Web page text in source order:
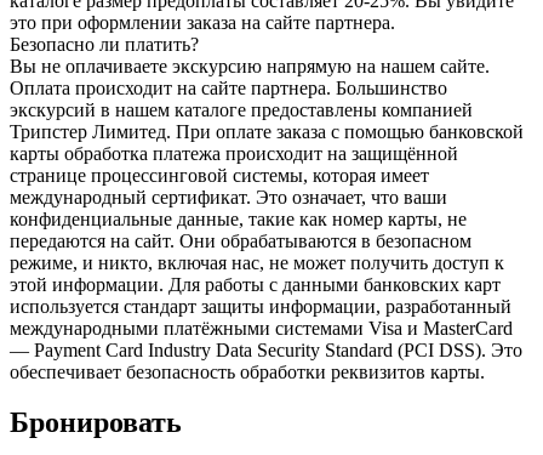
это при оформлении заказа на сайте партнера.
Безопасно ли платить?
Вы не оплачиваете экскурсию напрямую на нашем сайте.
Оплата происходит на сайте партнера. Большинство
экскурсий в нашем каталоге предоставлены компанией
Трипстер Лимитед. При оплате заказа с помощью банковской
карты обработка платежа происходит на защищённой
странице процессинговой системы, которая имеет
международный сертификат. Это означает, что ваши
конфиденциальные данные, такие как номер карты, не
передаются на сайт. Они обрабатываются в безопасном
режиме, и никто, включая нас, не может получить доступ к
этой информации. Для работы с данными банковских карт
используется стандарт защиты информации, разработанный
международными платёжными системами Visa и MasterCard
— Payment Card Industry Data Security Standard (PCI DSS). Это
обеспечивает безопасность обработки реквизитов карты.
Бронировать